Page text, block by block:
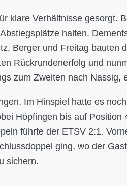
klare Verhältnisse gesorgt.
halten.
Berger und Freitag bauten
Rückrundenerfolg und
zum Zweiten nach Nassig,
Im Hinspiel hatte es
Höpfingen bis auf
führte der ETSV 2:1.
ging, wo der
sichern.